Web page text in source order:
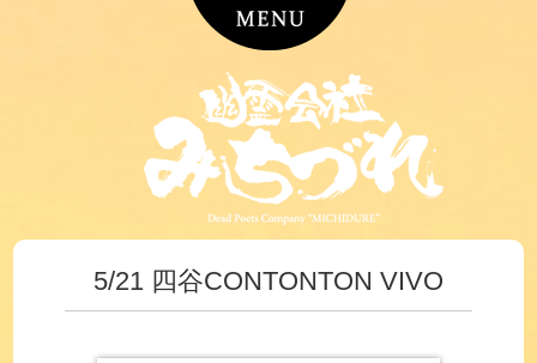
5/21 四谷CONTONTON VIVO